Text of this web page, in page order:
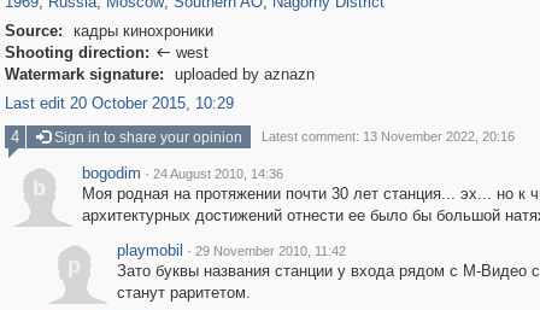
Source:
кадры кинохроники
Shooting direction:  west
Watermark signature:
uploaded by aznazn
Last edit 20 October 2015, 10:29
4
Sign in to share your opinion Latest comment: 13 November 2022, 20:16
b
bogodim · 24 August 2010, 14:36
Моя родная на протяжении почти 30 лет станция... эх... но к
архитектурных достижений отнести ее было бы большой
p
playmobil · 29 November 2010, 11:42
Зато буквы названия станции у входа рядом с М-Видео
станут раритетом.